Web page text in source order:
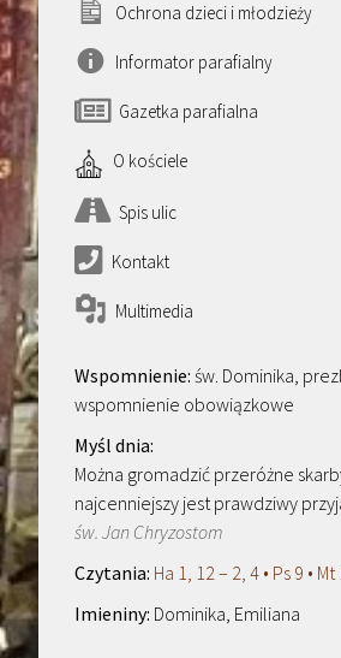
Ochrona dzieci i młodzieży
Informator parafialny
Gazetka parafialna
O kościele
Spis ulic
Kontakt
Multimedia
św. Dominika,
wspomnienie obowiązkowe
Można gromadzić przeróżne
najcenniejszy jest prawdziwy
św. Jan Chryzostom
Ha 1, 12 – 2, 4 • Ps 9 •
Dominika, Emiliana